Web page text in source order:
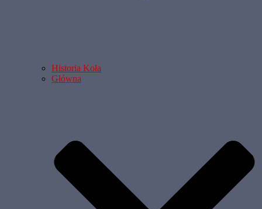
Historia Koła
Główna